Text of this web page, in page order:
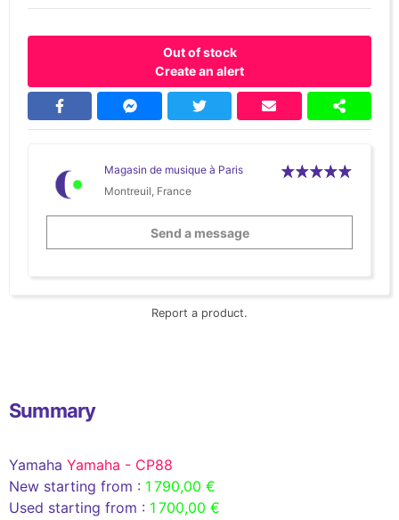
Out of stock
Create an alert
Magasin de musique à Paris
Montreuil, France
Send a message
Report a product.
Summary
Yamaha Yamaha - CP88
New starting from : 1 790,00 €
Used starting from : 1 700,00 €